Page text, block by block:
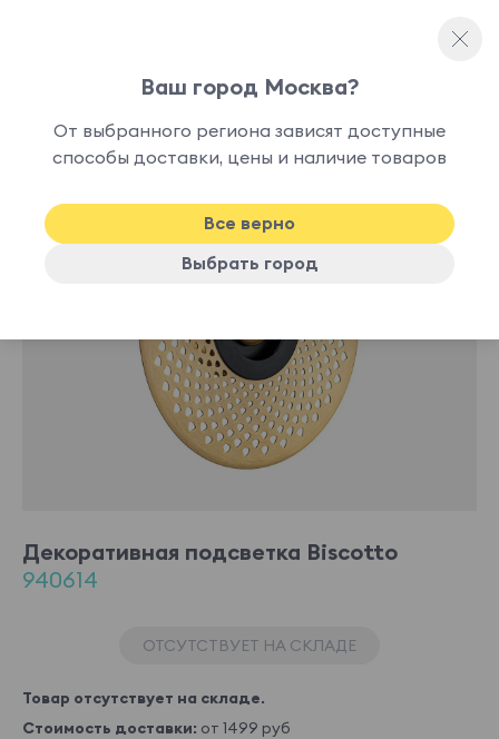
наличии
Декоративная подсветка Biscotto
940614
ОТСУТСТВУЕТ НА СКЛАДЕ
Товар отсутствует на складе.
Стоимость доставки: от 1499 руб
Ваш город Москва?
От выбранного региона зависят доступные
способы доставки, цены и наличие товаров
Все верно
Выбрать город